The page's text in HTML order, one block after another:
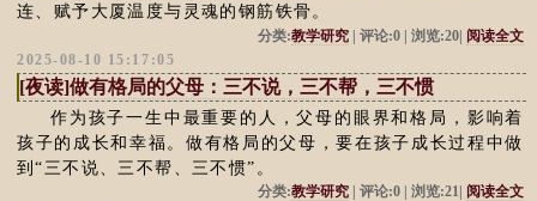
连、赋予大厦温度与灵魂的钢筋铁骨。
分类:教学研究| 评论:0 | 浏览:20| 阅读全文
2025-08-10 15:17:05
[夜读]做有格局的父母：三不说，三不帮，三不惯
作为孩子一生中最重要的人，父母的眼界和格局，影响着
孩子的成长和幸福。做有格局的父母，要在孩子成长过程中做
到“三不说、三不帮、三不惯”。
分类:教学研究| 评论:0 | 浏览:21| 阅读全文